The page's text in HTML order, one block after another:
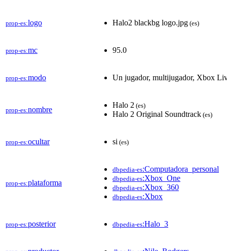
prop-es:logo Halo2 blackbg logo.jpg (es)
prop-es:mc 95.0
prop-es:modo Un jugador, multijugador, Xbox
prop-es:nombre
Halo 2 (es)
Halo 2 Original Soundtrack (es)
prop-es:ocultar si (es)
prop-es:plataforma
dbpedia-es:Computadora_personal
dbpedia-es:Xbox_One
dbpedia-es:Xbox_360
dbpedia-es:Xbox
prop-es:posterior dbpedia-es:Halo_3